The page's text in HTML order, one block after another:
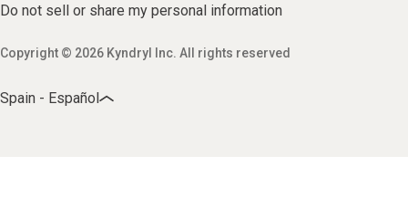
Do not sell or share my personal information
Copyright © 2026 Kyndryl Inc. All rights reserved
Spain - Español